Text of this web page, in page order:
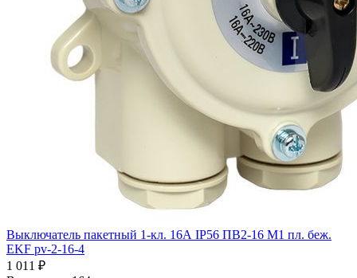
Выключатель пакетный 1-кл. 16А IP56 ПВ2-16 М1 пл. беж.
EKF pv-2-16-4
1 011 ₽